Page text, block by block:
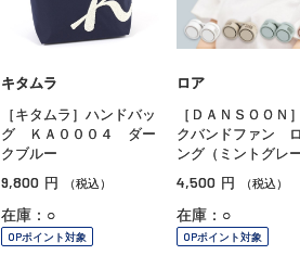
キタムラ
［キタムラ］ハンドバッ
グ ＫＡ０００４ ダー
クブルー
9,800 円 （税込）
在庫：○
OPポイント対象
ロア
［ＤＡＮＳＯＯＮ
クバンドファン
ング（ミントグレ
4,500 円 （税込）
在庫：○
OPポイント対象